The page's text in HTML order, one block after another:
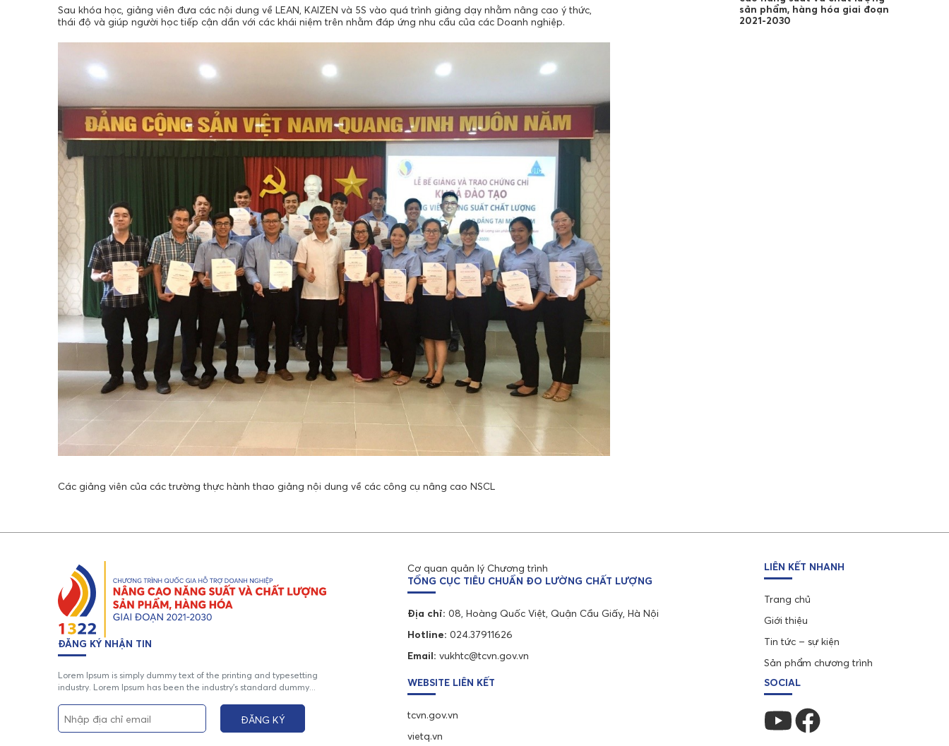
Sau khóa học, giảng viên đưa các nội dung về LEAN, KAIZEN và 5S vào quá trình giảng dạy nhằm nâng cao ý thức,
thái độ và giúp người học tiếp cận dần với các khái niệm trên nhằm đáp ứng nhu cầu của các Doanh nghiệp.
Các giảng viên của các trường thực hành thao giảng nội dung về các công cụ nâng cao NSCL
sản phẩm, hàng hóa giai đoạn
2021-2030
ĐĂNG KÝ NHẬN TIN
Lorem Ipsum is simply dummy text of the printing and typesetting
industry. Lorem Ipsum has been the industry's standard dummy...
Cơ quan quản lý Chương trình
TỔNG CỤC TIÊU CHUẨN ĐO LƯỜNG CHẤT LƯỢNG
Địa chỉ:08, Hoàng Quốc Việt, Quận Cầu Giấy, Hà Nội
Hotline:024.37911626
Email:vukhtc@tcvn.gov.vn
WEBSITE LIÊN KẾT
tcvn.gov.vn
vietq.vn
LIÊN KẾT NHANH
Trang chủ
Giới thiệu
Tin tức – sự kiện
Sản phẩm chương trình
SOCIAL